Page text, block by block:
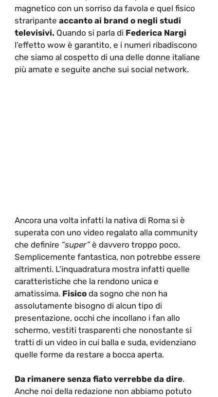
magnetico con un sorriso da favola e quel fisico
straripante accanto ai brand o negli studi
televisivi. Quando si parla di Federica Nargi
l’effetto wow è garantito, e i numeri ribadiscono
che siamo al cospetto di una delle donne italiane
più amate e seguite anche sui social network.
Ancora una volta infatti la nativa di Roma si è
superata con uno video regalato alla community
che definire “super”è davvero troppo poco.
Semplicemente fantastica, non potrebbe essere
altrimenti. L’inquadratura mostra infatti quelle
caratteristiche che la rendono unica e
amatissima. Fisico da sogno che non ha
assolutamente bisogno di alcun tipo di
presentazione, occhi che incollano i fan allo
schermo, vestiti trasparenti che nonostante si
tratti di un video in cui balla e suda, evidenziano
quelle forme da restare a bocca aperta.
Da rimanere senza fiato verrebbe da dire.
Anche noi della redazione non abbiamo potuto